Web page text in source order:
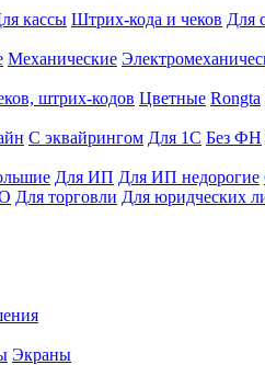
кассы Штрих-кода и чеков Для
Механические
штрих-кодов Цветные Rongta
С эквайрингом Для 1С Без ФН
Для ИП Для ИП недорогие
Для торговли Для юридческих
Экраны